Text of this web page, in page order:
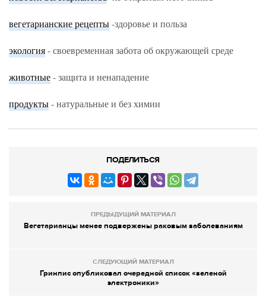
вегетарианские рецепты-здоровье и польза
экология- своевременная забота об окружающей среде
животные- защита и ненападение
продукты- натуральные и без химии
ПОДЕЛИТЬСЯ
ПРЕДЫДУЩИЙ МАТЕРИАЛ
Вегетарианцы менее подвержены раковым заболеваниям
СЛЕДУЮЩИЙ МАТЕРИАЛ
Гринпис опубликовал очередной список «зеленой
электроники»